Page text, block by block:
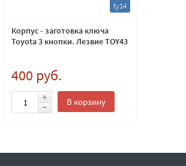
ty14
Корпус - заготовка ключа
Toyota 3 кнопки. Лезвие TOY43
400 руб.
В корзину